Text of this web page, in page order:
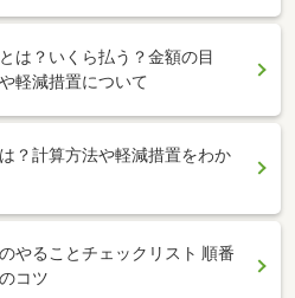
は？いくら払う？金額の目
軽減措置について
？計算方法や軽減措置をわか
やることチェックリスト 順番
コツ